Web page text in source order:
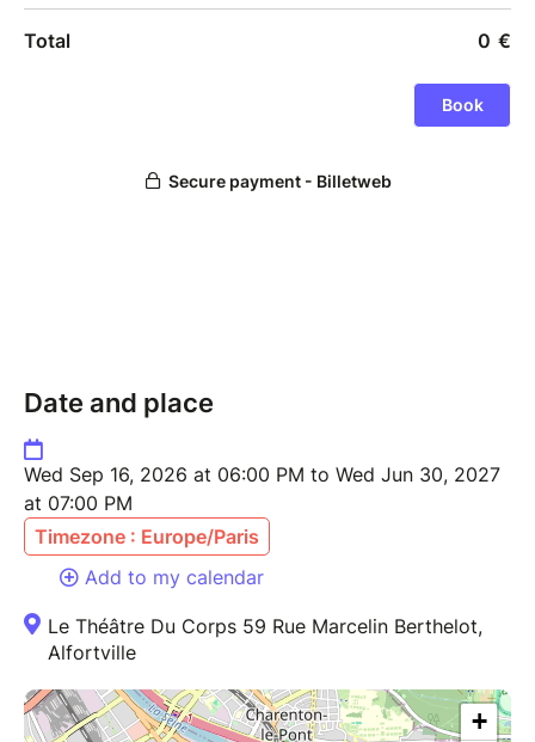
Date and place
Wed Sep 16, 2026 at 06:00 PM to Wed Jun 30, 2027
at 07:00 PM
Timezone : Europe/Paris
Add to my calendar
Le Théâtre Du Corps 59 Rue Marcelin Berthelot,
Alfortville
+